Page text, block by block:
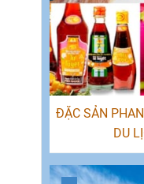
ĐẶC SẢN
DU